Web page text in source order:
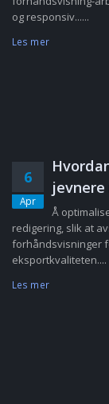
og responsiv......
Les mer
6
Apr
Å
redigering, slik at
forhåndsvisninger
eksportkvaliteten....
Les mer